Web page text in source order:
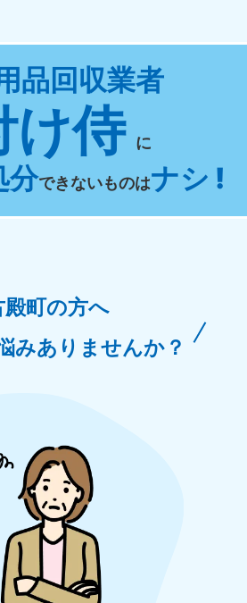
品回収業者
け侍 に
分できないものはナシ !
殿町の方へ
みありませんか？